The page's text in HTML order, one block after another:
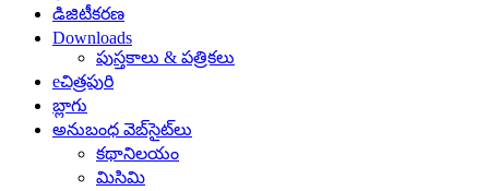
డిజిటీకరణ
Downloads
పుస్తకాలు & పత్రికలు
eచిత్రపురి
బ్లాగు
అనుబంధ వెబ్‌సైట్‌లు
కథానిలయం
మిసిమి